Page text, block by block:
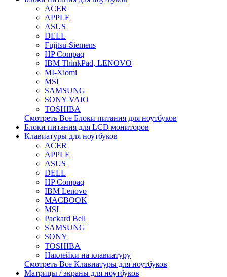
ACER
APPLE
ASUS
DELL
Fujitsu-Siemens
HP Compaq
IBM ThinkPad, LENOVO
MI-Xiomi
MSI
SAMSUNG
SONY VAIO
TOSHIBA
Смотреть Все Блоки питания для ноутбуков
Блоки питания для LCD мониторов
Клавиатуры для ноутбуков
ACER
APPLE
ASUS
DELL
HP Compaq
IBM Lenovo
MACBOOK
MSI
Packard Bell
SAMSUNG
SONY
TOSHIBA
Наклейки на клавиатуру
Смотреть Все Клавиатуры для ноутбуков
Матрицы / экраны для ноутбуков